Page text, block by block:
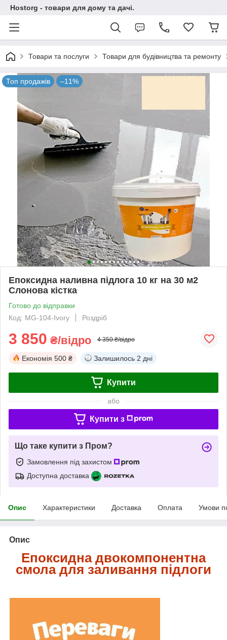
Hostorg - товари для дому та дачі.
Товари та послуги Товари для будівництва та ремонту
Топ продажів –11%
Епоксидна наливна підлога 10 кг на 30 м2
Слонова кістка
Готово до відправки
Код: MG-104-Ivory
Роздріб
3 850 ₴/відро 4 350 ₴/відро
Економія 500 ₴ Залишилось 2 дні
Купити
або
Купити з
Що таке купити з Пром?
Замовлення під захистом
Доступна доставка
Опис Характеристики Доставка Оплата Умови
Опис
Епоксидна двокомпонентна
смола для заливання підлоги